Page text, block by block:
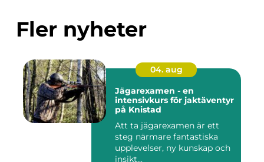
Fler nyheter
04. aug
Jägarexamen - en
intensivkurs för jaktäventyr
på Knistad
Att ta jägarexamen är ett
steg närmare fantastiska
upplevelser, ny kunskap och
insikt...